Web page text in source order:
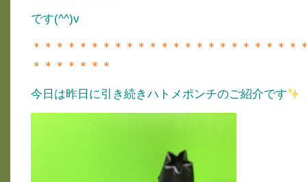
です(^^)v
＊＊＊＊＊＊＊＊＊＊＊＊＊＊＊＊＊＊＊＊＊＊＊
＊＊＊＊＊＊＊
今日は昨日に引き続きハトメポンチのご紹介です